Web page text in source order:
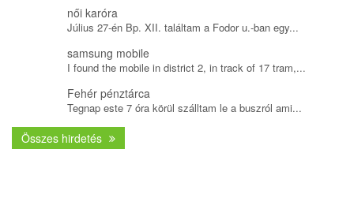
női karóra
Július 27-én Bp. XII. találtam a Fodor u.-ban egy...
samsung mobile
I found the mobile in district 2, in track of 17 tram,...
Fehér pénztárca
Tegnap este 7 óra körül szálltam le a buszról ami...
Összes hirdetés